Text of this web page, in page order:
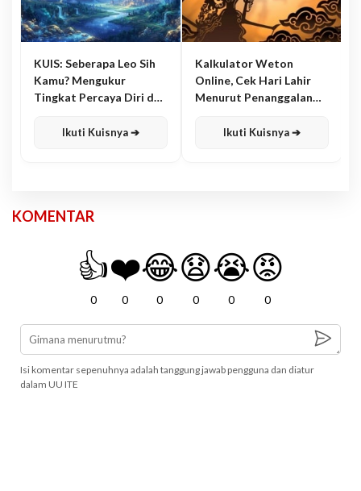
KUIS: Seberapa Leo Sih
Kamu? Mengukur
Tingkat Percaya Diri dan
Ikuti Kuisnya ➔
Kalkulator Weton
Online, Cek Hari Lahir
Menurut Penanggalan
Ikuti Kuisnya ➔
KOMENTAR
👍
0
❤️
0
😂
0
😧
0
😭
0
😡
0
Isi komentar sepenuhnya adalah tanggung jawab pengguna dan diatur
dalam UU ITE